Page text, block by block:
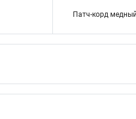
Патч-корд